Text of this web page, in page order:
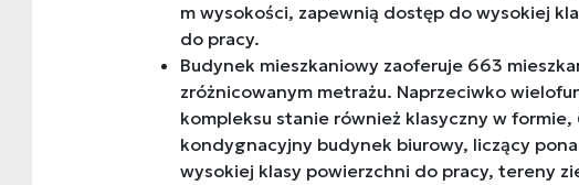
m wysokości, zapewnią dostęp do wysokiej
do pracy.
Budynek mieszkaniowy zaoferuje 663
zróżnicowanym metrażu. Naprzeciwko
kompleksu stanie również klasyczny w formie,
kondygnacyjny budynek biurowy, liczący
wysokiej klasy powierzchni do pracy, tereny